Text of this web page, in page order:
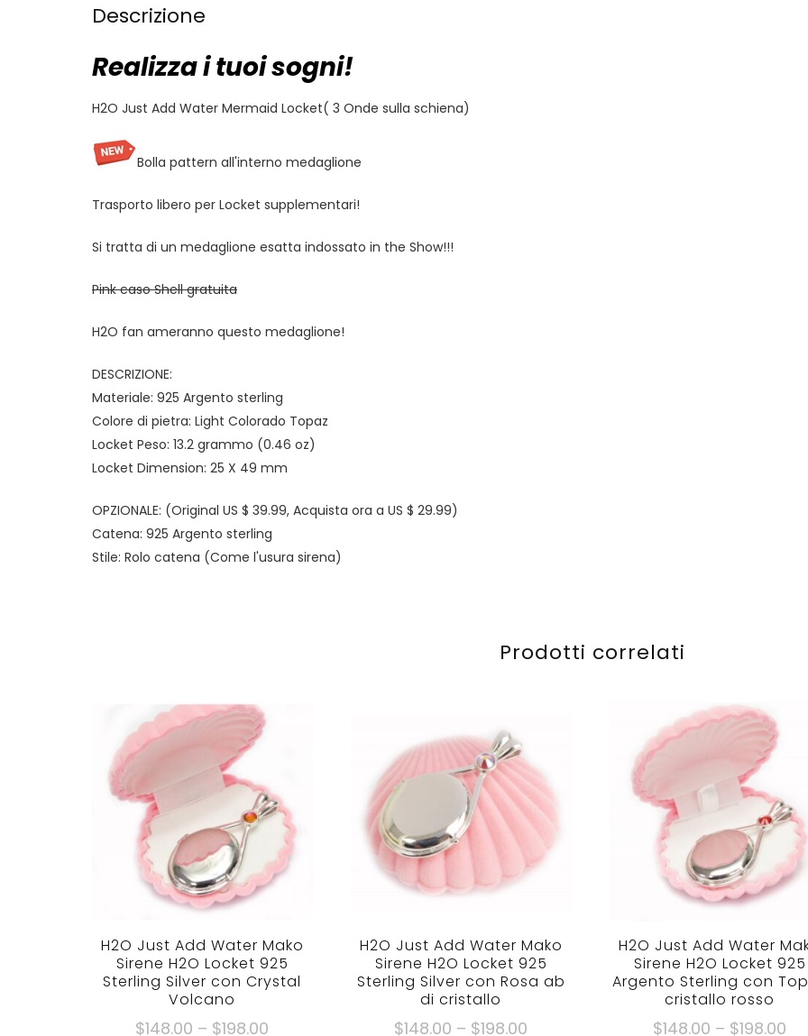
Descrizione
Realizza i tuoi sogni!
H2O Just Add Water Mermaid Locket( 3 Onde sulla schiena)
Bolla pattern all'interno medaglione
Trasporto libero per Locket supplementari!
Si tratta di un medaglione esatta indossato in the Show!!!
Pink caso Shell gratuita
H2O fan ameranno questo medaglione!
DESCRIZIONE:
Materiale: 925 Argento sterling
Colore di pietra: Light Colorado Topaz
Locket Peso: 13.2 grammo (0.46 oz)
Locket Dimension: 25 X 49 mm
OPZIONALE: (Original US $ 39.99, Acquista ora a US $ 29.99)
Catena: 925 Argento sterling
Stile: Rolo catena (Come l'usura sirena)
Prodotti correlati
H2O Just Add Water Mako
Sirene H2O Locket 925
Sterling Silver con Crystal
Volcano
$148.00 – $198.00
H2O Just Add Water Mako
Sirene H2O Locket 925
Sterling Silver con Rosa ab
di cristallo
$148.00 – $198.00
H2O Just Add Water
Sirene H2O Locket 925
Argento Sterling con
cristallo rosso
$148.00 – $198.00